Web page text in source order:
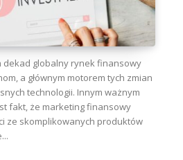
dekad globalny rynek finansowy
a głównym motorem tych zmian
technologii. Innym ważnym
fakt, że marketing finansowy
ze skomplikowanych produktów